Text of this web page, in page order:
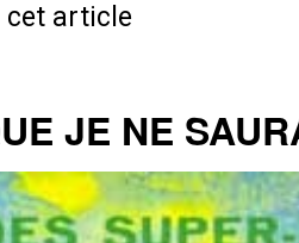
cet article
JE NE